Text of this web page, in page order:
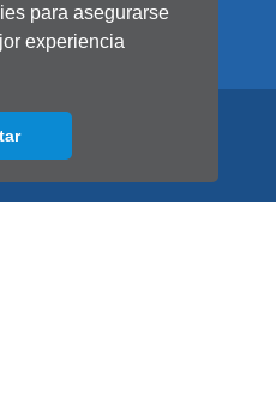
para asegurarse
experiencia
top